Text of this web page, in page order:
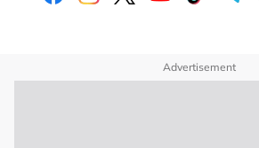
Advertisement